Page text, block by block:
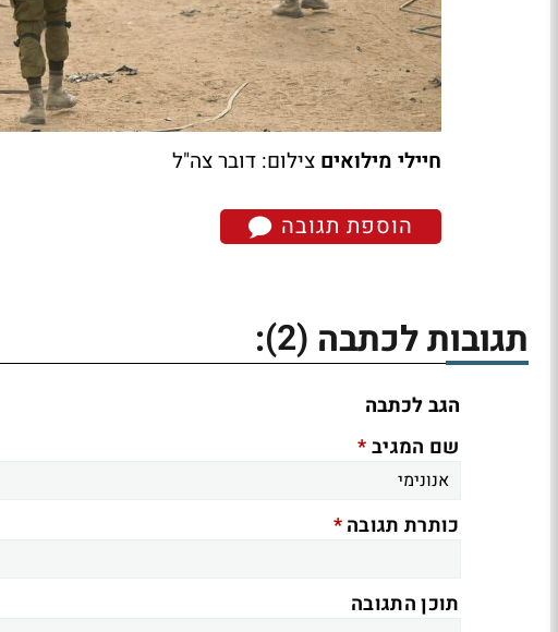
חיילי מילואים צילום: דובר צה"ל
הוספת תגובה
תגובות לכתבה (2)
:
הגב לכתבה
שם המגיב*
כותרת תגובה*
תוכן התגובה